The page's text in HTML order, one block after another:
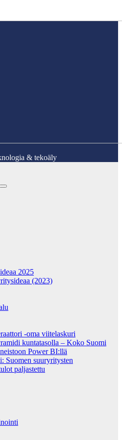
& tekoäly
2025
(2023)
-oma viitelaskuri
kuntatasolla – Koko Suomi
Power BI:llä
Suomen suuryritysten
paljastettu